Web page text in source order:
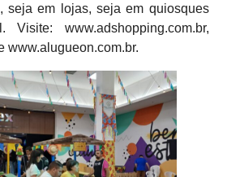
seja em lojas, seja em quiosques
www.adshopping.com.br,
www.alugueon.com.br.